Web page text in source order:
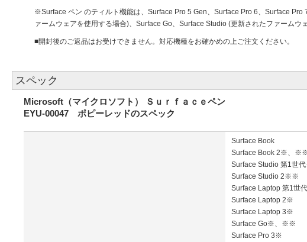
※Surface ペン のティルト機能は、Surface Pro 5 Gen、Surface Pro 6、Surface
ァームウェアを使用する場合)、Surface Go、Surface Studio (更新されたファームウ
■開封後のご返品はお受けできません。対応機種をお確かめの上ご注文ください。
スペック
Microsoft（マイクロソフト） Ｓｕｒｆａｃｅペン
EYU-00047 ポピーレッドのスペック
Surface Book
Surface Book 2※、
Surface Studio 第1世
Surface Studio 2※※
Surface Laptop 第1世
Surface Laptop 2※
Surface Laptop 3※
Surface Go※、※※
Surface Pro 3※